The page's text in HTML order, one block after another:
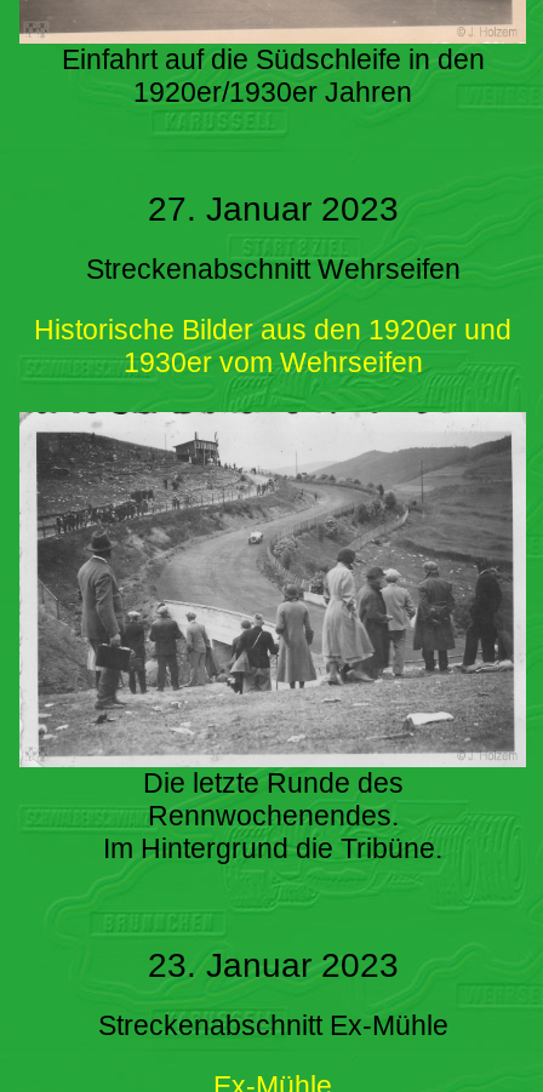
Einfahrt auf die Südschleife in den
1920er/1930er Jahren
27. Januar 2023
Streckenabschnitt Wehrseifen
Historische Bilder aus den 1920er und
1930er vom Wehrseifen
Die letzte Runde des
Rennwochenendes.
Im Hintergrund die Tribüne.
23. Januar 2023
Streckenabschnitt Ex-Mühle